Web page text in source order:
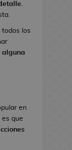
.
todos los
alguna
en
es que